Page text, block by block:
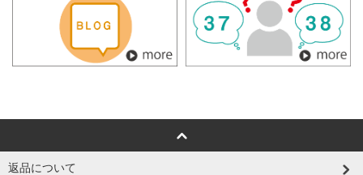
返品について